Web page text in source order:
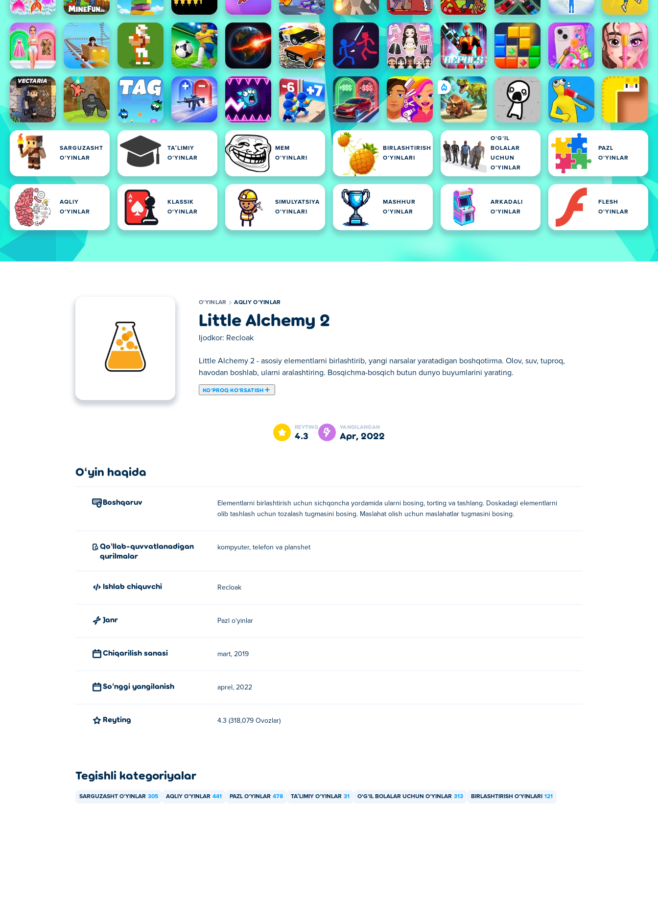
SARGUZASHT
OʻYINLAR
TAʼLIMIY
OʻYINLAR
MEM
OʻYINLARI
BIRLASHTIRISH
OʻYINLARI
OʻGʻIL
BOLALAR
UCHUN
OʻYINLAR
PAZL
OʻYINLAR
AQLIY
OʻYINLAR
KLASSIK
O'YINLAR
SIMULYATSIYA
OʻYINLARI
MASHHUR
OʻYINLAR
ARKADALI
OʻYINLAR
FLESH
OʻYINLAR
OʻYINLAR AQLIY OʻYINLAR
Little Alchemy 2
Ijodkor: Recloak
Little Alchemy 2 - asosiy elementlarni birlashtirib, yangi narsalar yaratadigan boshqotirma. Olov, suv, tuproq,
havodan boshlab, ularni aralashtiring. Bosqichma-bosqich butun dunyo buyumlarini yarating.
KOʻPROQ KOʻRSATISH
Bu yerda siz Little Alchemy 2 o'ynashingiz mumkin. Little Alchemy 2 bizning tanlangan Aqliy oʻyinlar larimizdan biridir.
REYTING
4.3
YANGILANGAN
apr, 2022
Oʻyin haqida
Boshqaruv
Elementlarni birlashtirish uchun sichqoncha yordamida ularni bosing, torting va tashlang. Doskadagi elementlarni
olib tashlash uchun tozalash tugmasini bosing. Maslahat olish uchun maslahatlar tugmasini bosing.
Qoʻllab-quvvatlanadigan
qurilmalar
kompyuter, telefon va planshet
Ishlab chiquvchi Recloak
Janr Pazl oʻyinlar
Chiqarilish sanasi mart, 2019
Soʻnggi yangilanish aprel, 2022
Reyting 4.3 (318,079 Ovozlar)
Tegishli kategoriyalar
SARGUZASHT OʻYINLAR 305 AQLIY OʻYINLAR 441 PAZL OʻYINLAR 478 TAʼLIMIY OʻYINLAR 31 OʻGʻIL BOLALAR UCHUN OʻYINLAR 313 BIRLASHTIRISH OʻYINLARI 121